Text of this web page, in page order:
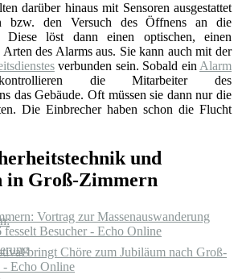
darüber hinaus mit Sensoren ausgestattet
bzw. den Versuch des Öffnens an die
Diese löst dann einen optischen, einen
Arten des Alarms aus. Sie kann auch mit der
verbunden sein. Sobald ein Alarm
die Mitarbeiter des
das Gebäude. Oft müssen sie dann nur die
Die Einbrecher haben schon die Flucht
und
in Groß-Zimmern
Vortrag zur Massenauswanderung
fesselt Besucher - Echo Online
bringt Chöre zum Jubiläum nach Groß-
- Echo Online